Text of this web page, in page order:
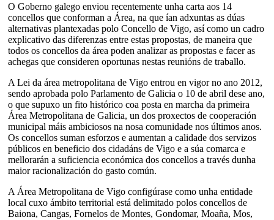
O Goberno galego enviou recentemente unha carta aos 14
concellos que conforman a Área, na que ían adxuntas as dúas
alternativas plantexadas polo Concello de Vigo, así como un cadro
explicativo das diferenzas entre estas propostas, de maneira que
todos os concellos da área poden analizar as propostas e facer as
achegas que consideren oportunas nestas reunións de traballo.
A Lei da área metropolitana de Vigo entrou en vigor no ano 2012,
sendo aprobada polo Parlamento de Galicia o 10 de abril dese ano,
o que supuxo un fito histórico coa posta en marcha da primeira
Área Metropolitana de Galicia, un dos proxectos de cooperación
municipal máis ambiciosos na nosa comunidade nos últimos anos.
Os concellos suman esforzos e aumentan a calidade dos servizos
públicos en beneficio dos cidadáns de Vigo e a súa comarca e
mellorarán a suficiencia económica dos concellos a través dunha
maior racionalización do gasto común.
A Área Metropolitana de Vigo configúrase como unha entidade
local cuxo ámbito territorial está delimitado polos concellos de
Baiona, Cangas, Fornelos de Montes, Gondomar, Moaña, Mos,